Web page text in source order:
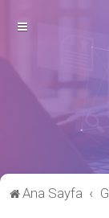
Ana Sayfa